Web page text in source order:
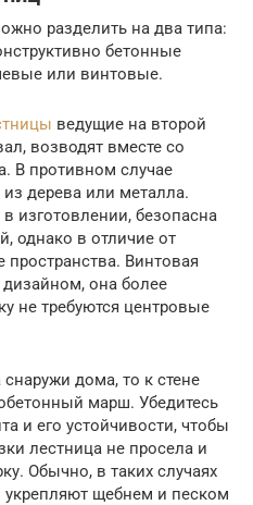
разделить на два типа:
бетонные
или винтовые.
ведущие на второй
возводят вместе со
В противном случае
из дерева или металла.
изготовлении, безопасна
однако в отличие от
Винтовая
она более
не требуются центровые
дома, то к стене
марш. Убедитесь
и его устойчивости, чтобы
лестница не просела и
Обычно, в таких случаях
укрепляют щебнем и песком